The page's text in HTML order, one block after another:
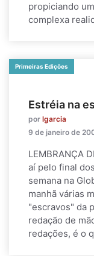
propiciando
complexa
Primeiras Edições
Estréia na
por lgarcia
9 de janeiro de
LEMBRANÇA
aí pelo final
semana na
manhã várias
"escravos" da
redação de
redações, é o